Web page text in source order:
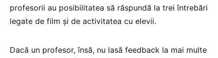
profesorii au posibilitatea să răspundă la trei întrebări
legate de film și de activitatea cu elevii.
Dacă un profesor, însă, nu lasă feedback la mai multe